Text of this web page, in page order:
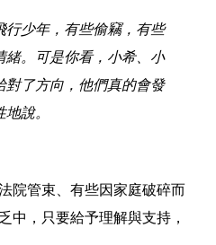
行少年，有些偷竊，有些
緒。可是你看，小希、小
對了方向，他們真的會發
說。
院管束、有些因家庭破碎而
中，只要給予理解與支持，